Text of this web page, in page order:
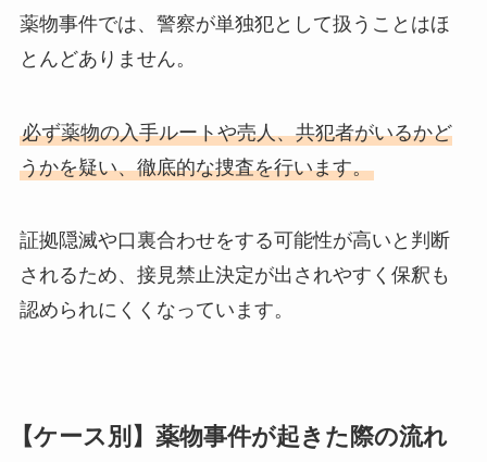
薬物事件では、警察が単独犯として扱うことはほ
とんどありません。
必ず薬物の入手ルートや売人、共犯者がいるかど
うかを疑い、徹底的な捜査を行います。
証拠隠滅や口裏合わせをする可能性が高いと判断
されるため、接見禁止決定が出されやすく保釈も
認められにくくなっています。
【ケース別】薬物事件が起きた際の流れ